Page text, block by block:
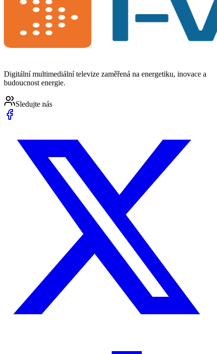
Digitální multimediální televize zaměřená na energetiku, inovace a
budoucnost energie.
Sledujte nás